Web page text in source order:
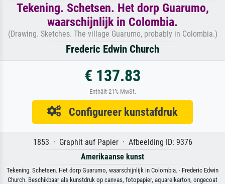
Tekening. Schetsen. Het dorp Guarumo,
waarschijnlijk in Colombia.
(Drawing. Sketches. The village Guarumo, probably in Colombia.)
Frederic Edwin Church
€ 137.83
Enthält 21% MwSt.
Configureer kunstafdruk
1853 · Graphit auf Papier · Afbeelding ID: 9376
Amerikaanse kunst
Tekening. Schetsen. Het dorp Guarumo, waarschijnlijk in Colombia. · Frederic Edwin
Church. Beschikbaar als kunstdruk op canvas, fotopapier, aquarelkarton, ongecoat